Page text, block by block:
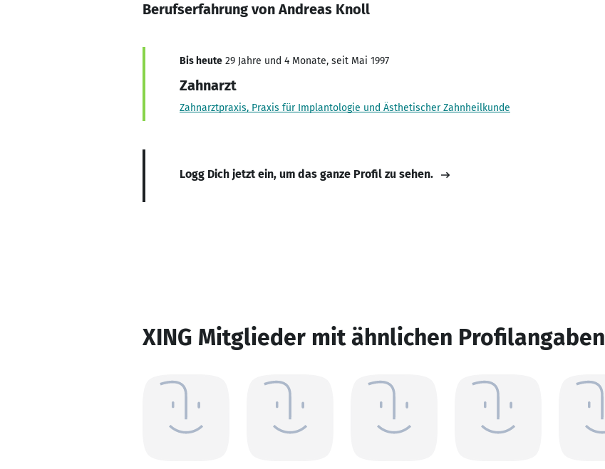
Berufserfahrung von Andreas Knoll
Bis heute 29 Jahre und 4 Monate, seit Mai 1997
Zahnarzt
Zahnarztpraxis, Praxis für Implantologie und Ästhetischer Zahnheilkunde
Logg Dich jetzt ein, um das ganze Profil zu sehen.
XING Mitglieder mit ähnlichen Profilangaben